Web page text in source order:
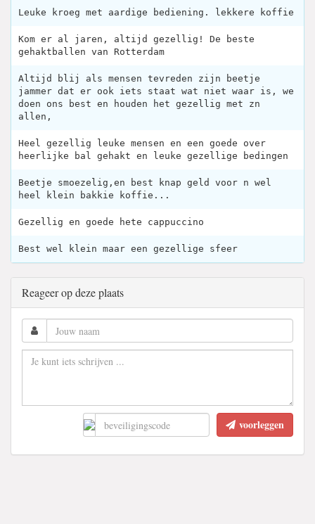
Leuke kroeg met aardige bediening. lekkere koffie
Kom er al jaren, altijd gezellig! De beste
gehaktballen van Rotterdam
Altijd blij als mensen tevreden zijn beetje
jammer dat er ook iets staat wat niet waar is, we
doen ons best en houden het gezellig met zn
allen,
Heel gezellig leuke mensen en een goede over
heerlijke bal gehakt en leuke gezellige bedingen
Beetje smoezelig,en best knap geld voor n wel
heel klein bakkie koffie...
Gezellig en goede hete cappuccino
Best wel klein maar een gezellige sfeer
Reageer op deze plaats
voorleggen